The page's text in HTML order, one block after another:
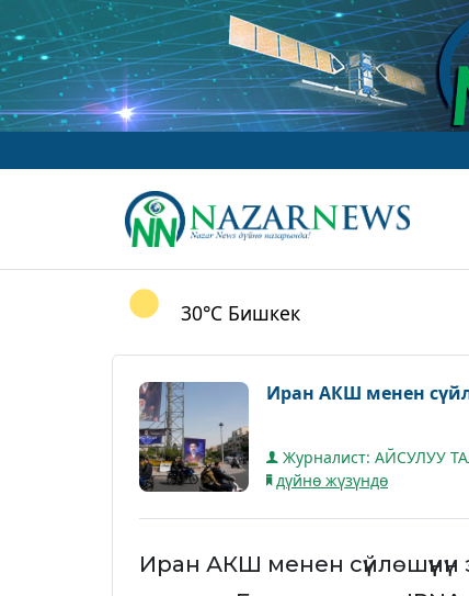
30°C Бишкек
Иран АКШ менен
Журналист: АЙСУЛУУ
дүйнө жүзүндө
Иран АКШ менен сүйлөшүүнүн